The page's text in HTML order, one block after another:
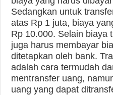
Sedangkan untuk
atas Rp 1 juta, biaya
Rp 10.000. Selain biaya
juga harus membayar
ditetapkan oleh bank.
adalah cara termudah
mentransfer uang,
uang yang dapat